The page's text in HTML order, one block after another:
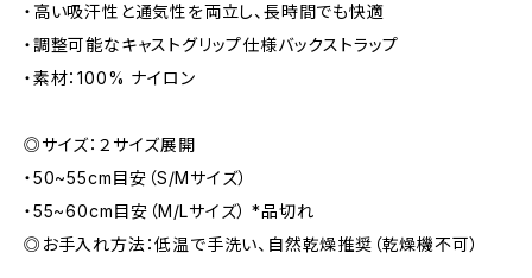
・高い吸汗性と通気性を両立し、長時間でも快適
・調整可能なキャストグリップ仕様バックストラップ
・素材：100% ナイロン
◎サイズ：２サイズ展開
・50~55cm目安（S/Mサイズ）
・55~60cm目安（M/Lサイズ） *品切れ
◎お手入れ方法：低温で手洗い、自然乾燥推奨（乾燥機不可）